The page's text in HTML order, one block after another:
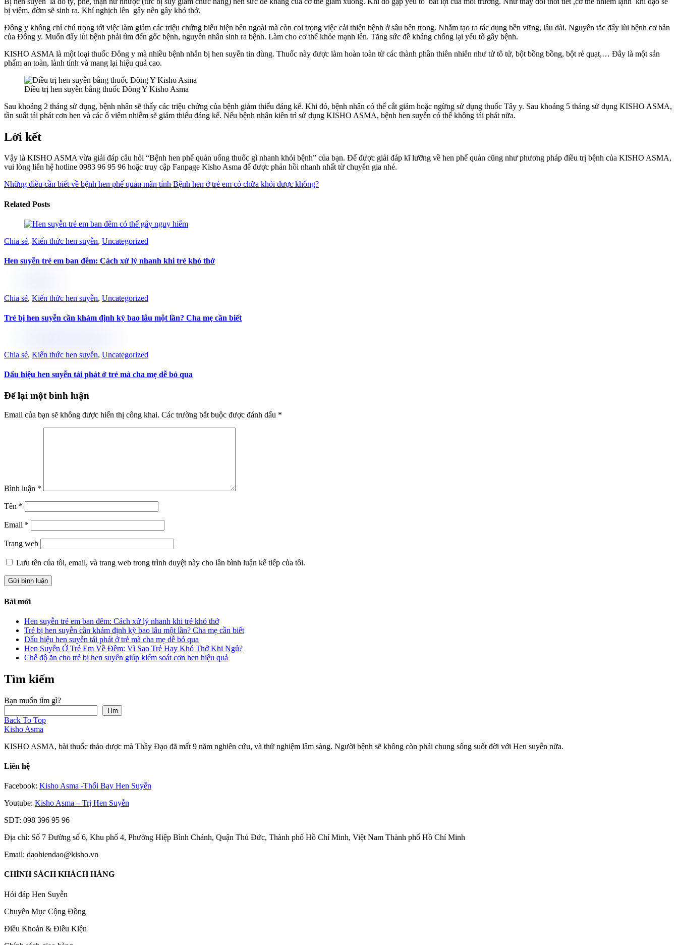
bị viêm, đờm sẽ sinh ra. Khí nghịch lên gây nên gây khó thở.
Đông y không chỉ chú trọng tới việc làm giảm các triệu chứng biểu hiện bên ngoài mà còn coi trọng việc cải thiện bệnh ở sâu bên trong. Nhằm tạo ra tác dụng bền vững, lâu dài. Nguyên tắc đẩy lùi bệnh cơ bản
của Đông y. Muốn đẩy lùi bệnh phải tìm đến gốc bệnh, nguyên nhân sinh ra bệnh. Làm cho cơ thể khỏe mạnh lên. Tăng sức đề kháng chống lại yếu tố gây bệnh.
KISHO ASMA là một loại thuốc Đông y mà nhiều bệnh nhân bị hen suyễn tin dùng. Thuốc này được làm hoàn toàn từ các thành phần thiên nhiên như tử tô tử, bột bồng bồng, bột rẻ quạt,… Đây là một sản
phẩm an toàn, lành tính và mang lại hiệu quả cao.
Điều trị hen suyễn bằng thuốc Đông Y Kisho Asma
Sau khoảng 2 tháng sử dụng, bệnh nhân sẽ thấy các triệu chứng của bệnh giảm thiểu đáng kể. Khi đó, bệnh nhân có thể cắt giảm hoặc ngừng sử dụng thuốc Tây y. Sau khoảng 5 tháng sử dụng KISHO ASMA,
tần suất tái phát cơn hen và các ổ viêm nhiễm sẽ giảm thiểu đáng kể. Nếu bệnh nhân kiên trì sử dụng KISHO ASMA, bệnh hen suyễn có thể không tái phát nữa.
Lời kết
Vậy là KISHO ASMA vừa giải đáp câu hỏi “Bệnh hen phế quản uống thuốc gì nhanh khỏi bệnh” của bạn. Để được giải đáp kĩ lưỡng về hen phế quản cũng như phương pháp điều trị bệnh của KISHO ASMA,
vui lòng liên hệ hotline 0983 96 95 96 hoặc truy cập Fanpage Kisho Asma để được phản hồi nhanh nhất từ chuyên gia nhé.
Những điều cần biết về bệnh hen phế quản mãn tính Bệnh hen ở trẻ em có chữa khỏi được không?
Related Posts
Chia sẻ, Kiến thức hen suyễn, Uncategorized
Hen suyễn trẻ em ban đêm: Cách xử lý nhanh khi trẻ khó thở
Chia sẻ, Kiến thức hen suyễn, Uncategorized
Trẻ bị hen suyễn cần khám định kỳ bao lâu một lần? Cha mẹ cần biết
Chia sẻ, Kiến thức hen suyễn, Uncategorized
Dấu hiệu hen suyễn tái phát ở trẻ mà cha mẹ dễ bỏ qua
Để lại một bình luận
Email của bạn sẽ không được hiển thị công khai. Các trường bắt buộc được đánh dấu *
Bình luận *
Tên *
Email *
Trang web
Lưu tên của tôi, email, và trang web trong trình duyệt này cho lần bình luận kế tiếp của tôi.
Bài mới
Hen suyễn trẻ em ban đêm: Cách xử lý nhanh khi trẻ khó thở
Trẻ bị hen suyễn cần khám định kỳ bao lâu một lần? Cha mẹ cần biết
Dấu hiệu hen suyễn tái phát ở trẻ mà cha mẹ dễ bỏ qua
Hen Suyễn Ở Trẻ Em Về Đêm: Vì Sao Trẻ Hay Khó Thở Khi Ngủ?
Chế độ ăn cho trẻ bị hen suyễn giúp kiểm soát cơn hen hiệu quả
Tìm kiếm
Bạn muốn tìm gì?
Tìm
Back To Top
Kisho Asma
KISHO ASMA, bài thuốc thảo dược mà Thầy Đạo đã mất 9 năm nghiên cứu, và thử nghiệm lâm sàng. Người bệnh sẽ không còn phải chung sống suốt đời với Hen suyễn nữa.
Liên hệ
Facebook: Kisho Asma -Thổi Bay Hen Suyễn
Youtube: Kisho Asma – Trị Hen Suyễn
SĐT: 098 396 95 96
Địa chỉ: Số 7 Đường số 6, Khu phố 4, Phường Hiệp Bình Chánh, Quận Thủ Đức, Thành phố Hồ Chí Minh, Việt Nam Thành phố Hồ Chí Minh
Email: daohiendao@kisho.vn
CHÍNH SÁCH KHÁCH HÀNG
Hỏi đáp Hen Suyễn
Chuyên Mục Cộng Đồng
Điều Khoản & Điều Kiện